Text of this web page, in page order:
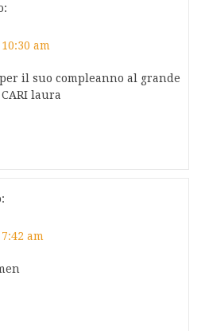
am
il suo compleanno al grande
CARI laura
am